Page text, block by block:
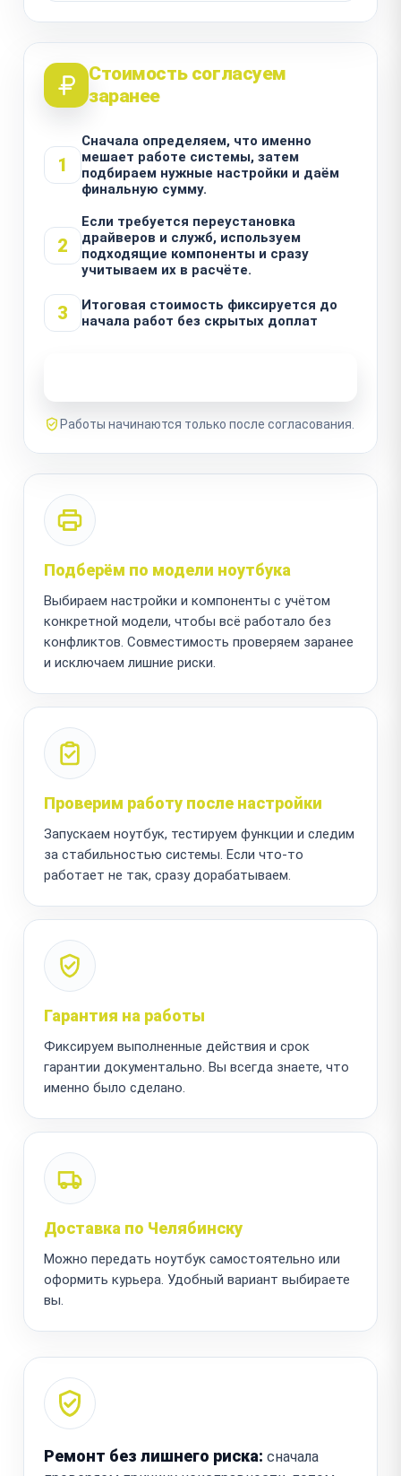
Стоимость согласуем
заранее
1
Сначала определяем, что именно
мешает работе системы, затем
подбираем нужные настройки и даём
финальную сумму.
2
Если требуется переустановка
драйверов и служб, используем
подходящие компоненты и сразу
учитываем их в расчёте.
3
Итоговая стоимость фиксируется до
начала работ без скрытых доплат
Работы начинаются только после согласования.
Подберём по модели ноутбука
Выбираем настройки и компоненты с учётом
конкретной модели, чтобы всё работало без
конфликтов. Совместимость проверяем заранее
и исключаем лишние риски.
Проверим работу после настройки
Запускаем ноутбук, тестируем функции и следим
за стабильностью системы. Если что-то
работает не так, сразу дорабатываем.
Гарантия на работы
Фиксируем выполненные действия и срок
гарантии документально. Вы всегда знаете, что
именно было сделано.
Доставка по Челябинску
Можно передать ноутбук самостоятельно или
оформить курьера. Удобный вариант выбираете
вы.
Ремонт без лишнего риска: сначала